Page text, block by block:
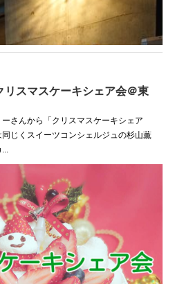
リスマスケーキシェア会＠東
さんから「クリスマスケーキシェア
じくスイーツコンシェルジュの杉山薫